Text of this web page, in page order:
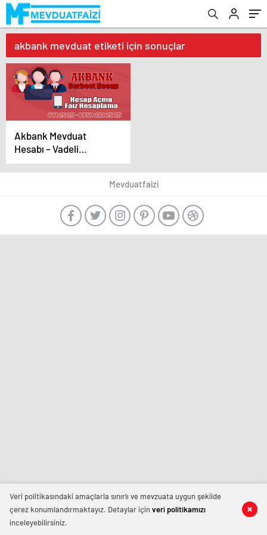
akbank mevduat etiketi için sonuçlar
Akbank Mevduat
Hesabı – Vadeli
Vadesiz Faiz Oranları
Mevduatfaizi
Veri politikasındaki amaçlarla sınırlı ve mevzuata uygun şekilde
çerez konumlandırmaktayız. Detaylar içinveri politikamızı
inceleyebilirsiniz.